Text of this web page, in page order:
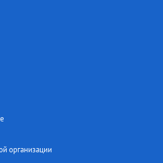
организации